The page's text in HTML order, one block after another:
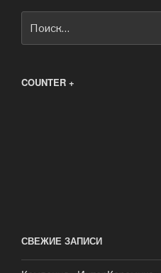
COUNTER +
СВЕЖИЕ ЗАПИСИ